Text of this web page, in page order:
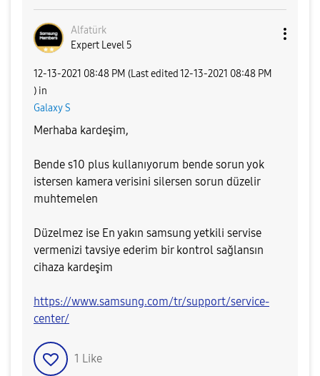
Alfatürk
Expert Level 5
‎12-13-2021 08:48 PM (Last edited ‎12-13-2021 08:48 PM
) in
Galaxy S
Merhaba kardeşim,
Bende s10 plus kullanıyorum bende sorun yok
istersen kamera verisini silersen sorun düzelir
muhtemelen
Düzelmez ise En yakın samsung yetkili servise
vermenizi tavsiye ederim bir kontrol sağlansın
cihaza kardeşim
https://www.samsung.com/tr/support/service-
center/
1 Like